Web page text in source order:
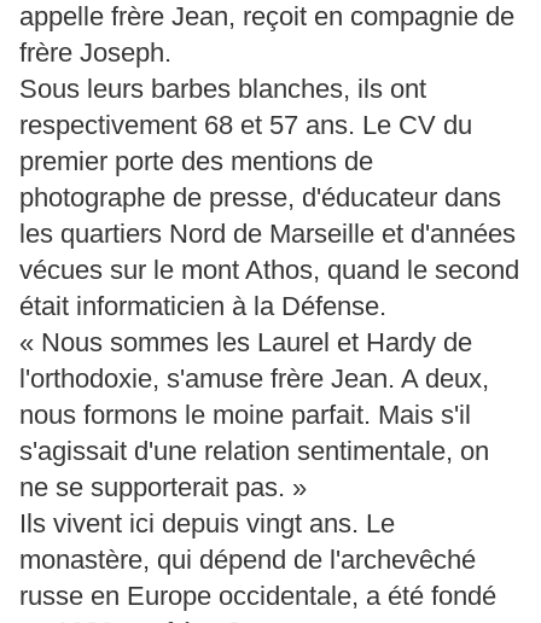
appelle frère Jean, reçoit en compagnie de
frère Joseph.
Sous leurs barbes blanches, ils ont
respectivement 68 et 57 ans. Le CV du
premier porte des mentions de
photographe de presse, d'éducateur dans
les quartiers Nord de Marseille et d'années
vécues sur le mont Athos, quand le second
était informaticien à la Défense.
« Nous sommes les Laurel et Hardy de
l'orthodoxie, s'amuse frère Jean. A deux,
nous formons le moine parfait. Mais s'il
s'agissait d'une relation sentimentale, on
ne se supporterait pas. »
Ils vivent ici depuis vingt ans. Le
monastère, qui dépend de l'archevêché
russe en Europe occidentale, a été fondé